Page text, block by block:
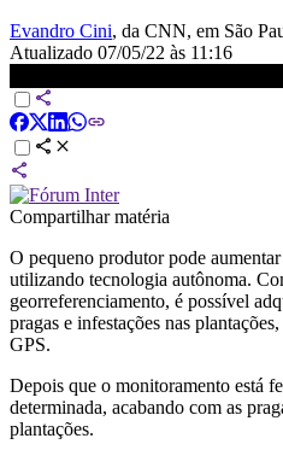
Evandro Cini, da CNN, em São
Atualizado 07/05/22 às 11:16
Compartilhar matéria
O pequeno produtor pode
utilizando tecnologia autônoma.
georreferenciamento, é possível
pragas e infestações nas
GPS.
Depois que o monitoramento está
determinada, acabando com as
plantações.